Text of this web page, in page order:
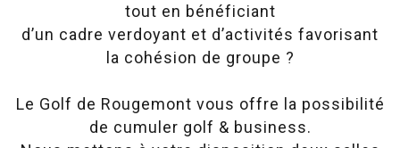
tout en bénéficiant
d’un cadre verdoyant et d’activités favorisant
la cohésion de groupe ?
Le Golf de Rougemont vous offre la possibilité
de cumuler golf & business.